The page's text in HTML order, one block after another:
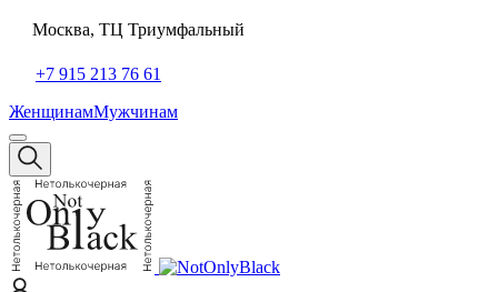
Москва, ТЦ Триумфальный
+7 915 213 76 61
ЖенщинамМужчинам